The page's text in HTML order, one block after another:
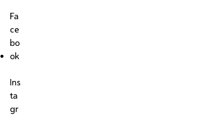
Fa
ce
bo
ok
Ins
ta
gr